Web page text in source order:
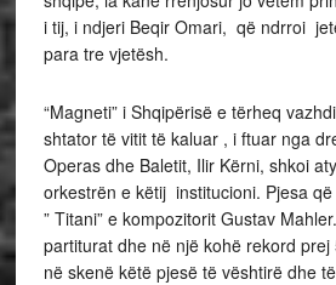
i tij, i ndjeri Beqir Omari, që ndrroi
para tre vjetësh.
“Magneti” i Shqipërisë e tërheq
shtator të vitit të kaluar , i ftuar nga
Operas dhe Baletit, Ilir Kërni, shkoi
orkestrën e këtij institucioni. Pjesa
” Titani” e kompozitorit Gustav
partiturat dhe në një kohë rekord
në skenë këtë pjesë të vështirë dhe